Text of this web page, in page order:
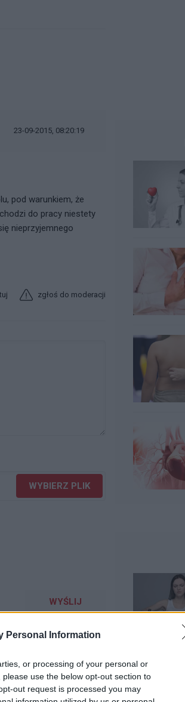
Personal Information
or processing of your personal or
use the below opt-out section to
out request is processed you may
23-09-2015, 08:20:19
pod warunkiem, że
do pracy niestety
nieprzyjemnego
zgłoś do moderacji
WYBIERZ PLIK
WYŚLIJ